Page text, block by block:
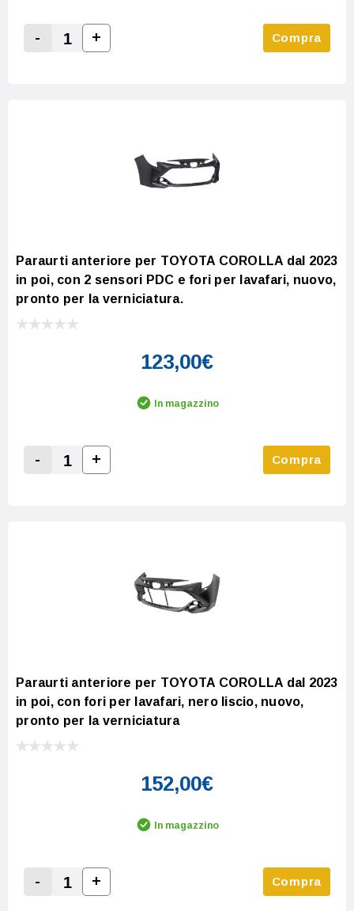
Decrease Quantity:
-
Increase Quantity:
+ Compra
Paraurti anteriore per TOYOTA COROLLA dal 2023
in poi, con 2 sensori PDC e fori per lavafari, nuovo,
pronto per la verniciatura.
123,00€
In magazzino
Decrease Quantity:
-
Increase Quantity:
+ Compra
Paraurti anteriore per TOYOTA COROLLA dal 2023
in poi, con fori per lavafari, nero liscio, nuovo,
pronto per la verniciatura
152,00€
In magazzino
Decrease Quantity:
-
Increase Quantity:
+ Compra